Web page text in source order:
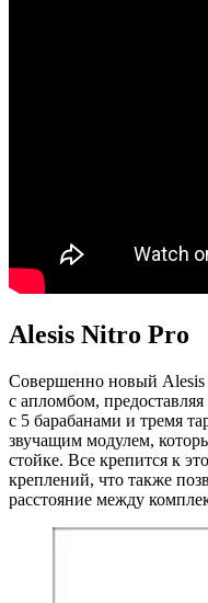
Alesis Nitro Pro
Совершенно новый Alesis
с апломбом,
с 5 барабанами и тремя
звучащим модулем,
стойке. Все крепится к
креплений, что также
расстояние между